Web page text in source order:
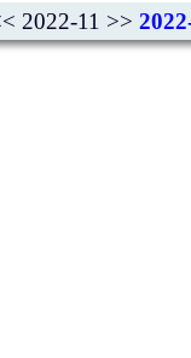
2022-11 >>